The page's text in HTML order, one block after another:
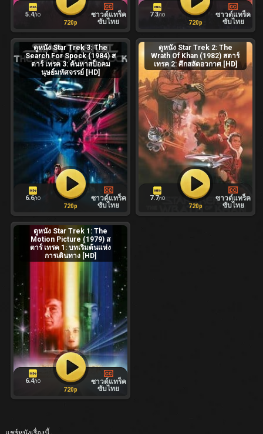
5.4/10
ซาวด์แทร็ค
ซับไทย
720p
7.3/10
ซาวด์แทร็ค
ซับไทย
720p
ดูหนัง Star Trek 3: The
Search For Spock (1984) ส
ตาร์ เทรค 3: ค้นหาสป็อคม
นุษย์มหัศจรรย์ [HD]
6.6/10
ซาวด์แทร็ค
ซับไทย
720p
ดูหนัง Star Trek 2: The
Wrath Of Khan (1982) สตาร์
เทรค 2: ศึกสลัดอวกาศ [HD]
7.7/10
ซาวด์แทร็ค
ซับไทย
720p
ดูหนัง Star Trek 1: The
Motion Picture (1979) ส
ตาร์ เทรค 1: บทเริ่มต้นแห่ง
การเดินทาง [HD]
6.4/10
ซาวด์แทร็ค
ซับไทย
720p